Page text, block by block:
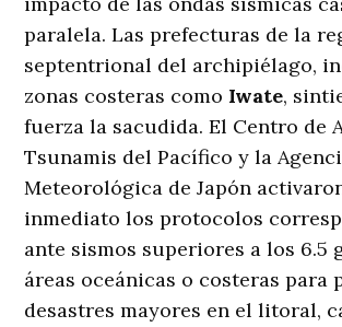
paralela. Las prefecturas de la
septentrional del archipiélago,
zonas costeras como Iwate,
fuerza la sacudida. El Centro de
Tsunamis del Pacífico y la
Meteorológica de Japón
inmediato los protocolos
ante sismos superiores a los 6.5
áreas oceánicas o costeras para
desastres mayores en el litoral,